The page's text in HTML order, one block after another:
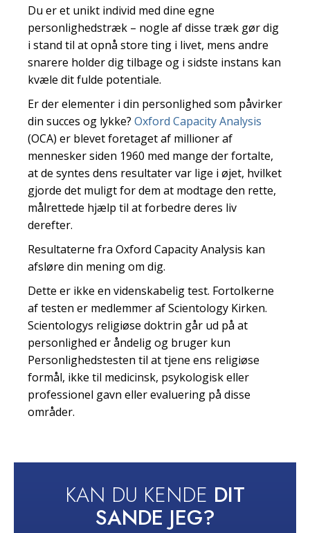
Du er et unikt individ med dine egne
personlighedstræk – nogle af disse træk gør dig
i stand til at opnå store ting i livet, mens andre
snarere holder dig tilbage og i sidste instans kan
kvæle dit fulde potentiale.
Er der elementer i din personlighed som påvirker
din succes og lykke? Oxford Capacity Analysis
(OCA) er blevet foretaget af millioner af
mennesker siden 1960 med mange der fortalte,
at de syntes dens resultater var lige i øjet, hvilket
gjorde det muligt for dem at modtage den rette,
målrettede hjælp til at forbedre deres liv
derefter.
Resultaterne fra Oxford Capacity Analysis kan
afsløre din mening om dig.
Dette er ikke en videnskabelig test. Fortolkerne
af testen er medlemmer af Scientology Kirken.
Scientologys religiøse doktrin går ud på at
personlighed er åndelig og bruger kun
Personlighedstesten til at tjene ens religiøse
formål, ikke til medicinsk, psykologisk eller
professionel gavn eller evaluering på disse
områder.
KAN DU KENDE DIT
SANDE JEG?